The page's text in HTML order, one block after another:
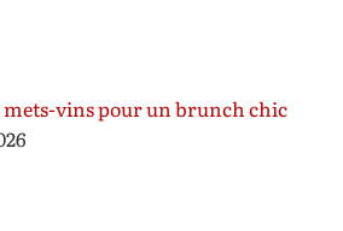
mets-vins pour un brunch chic